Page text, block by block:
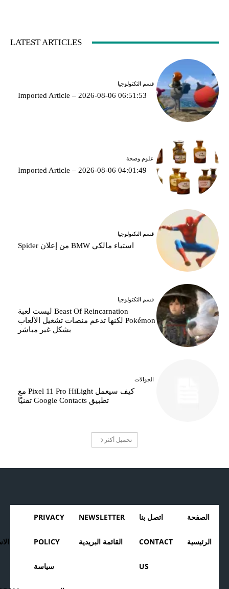
LATEST ARTICLES
قسم التكنولوجيا
Imported Article – 2026-08-06 06:51:53
علوم وصحة
Imported Article – 2026-08-06 04:01:49
قسم التكنولوجيا
استياء مالكي BMW من إعلان Spider
قسم التكنولوجيا
Beast Of Reincarnation ليست لعبة
Pokémon لكنها تدعم منصات تشغيل الألعاب
بشكل غير مباشر
الجوالات
كيف سيعمل Pixel 11 Pro HiLight مع
تطبيق Google Contacts تقنيًا
تحميل أكثر
الصفحة
الرئيسية
اتصل بنا
CONTACT
US
NEWSLETTER
القائمة البريدية
PRIVACY
POLICY
سياسة